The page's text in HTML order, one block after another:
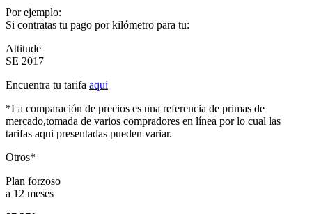
Por ejemplo:
Si contratas tu pago por kilómetro para tu:
Attitude
SE 2017
Encuentra tu tarifa aqui
*La comparación de precios es una referencia de primas de
mercado,tomada de varios compradores en línea por lo cual las
tarifas aqui presentadas pueden variar.
Otros*
Plan forzoso
a 12 meses